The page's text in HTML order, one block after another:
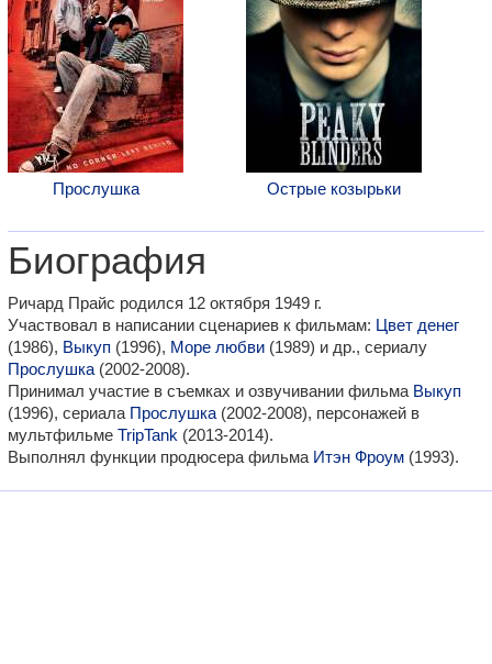
Прослушка Острые козырьки
Биография
Ричард Прайс родился 12 октября 1949 г.
Участвовал в написании сценариев к фильмам: Цвет денег
(1986), Выкуп (1996), Море любви (1989) и др., сериалу
Прослушка (2002-2008).
Принимал участие в съемках и озвучивании фильма Выкуп
(1996), сериала Прослушка (2002-2008), персонажей в
мультфильме TripTank (2013-2014).
Выполнял функции продюсера фильма Итэн Фроум (1993).